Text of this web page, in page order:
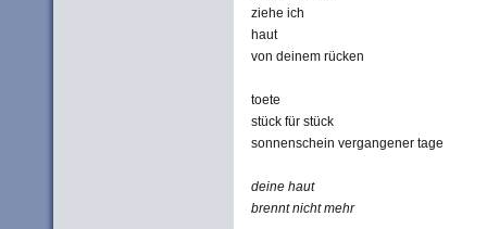
ziehe ich
haut
von deinem rücken
toete
stück für stück
sonnenschein vergangener tage
deine haut
brennt nicht mehr